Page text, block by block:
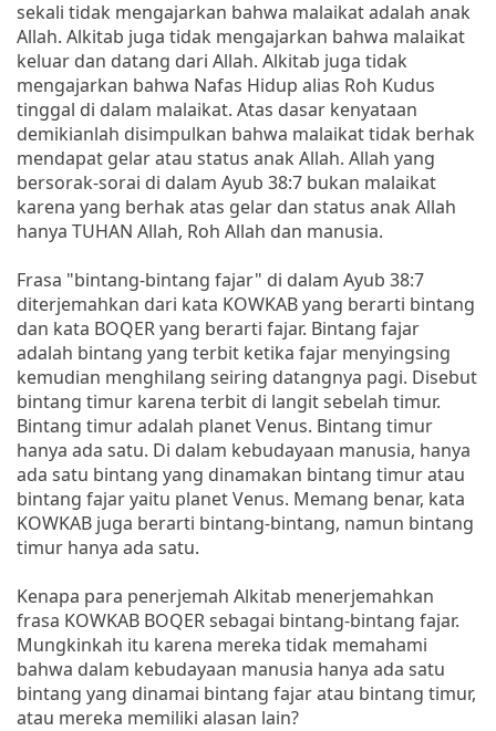
sekali tidak mengajarkan bahwa malaikat adalah anak
Allah. Alkitab juga tidak mengajarkan bahwa malaikat
keluar dan datang dari Allah. Alkitab juga tidak
mengajarkan bahwa Nafas Hidup alias Roh Kudus
tinggal di dalam malaikat. Atas dasar kenyataan
demikianlah disimpulkan bahwa malaikat tidak berhak
mendapat gelar atau status anak Allah. Allah yang
bersorak-sorai di dalam Ayub 38:7 bukan malaikat
karena yang berhak atas gelar dan status anak Allah
hanya TUHAN Allah, Roh Allah dan manusia.
Frasa "bintang-bintang fajar" di dalam Ayub 38:7
diterjemahkan dari kata KOWKAB yang berarti bintang
dan kata BOQER yang berarti fajar. Bintang fajar
adalah bintang yang terbit ketika fajar menyingsing
kemudian menghilang seiring datangnya pagi. Disebut
bintang timur karena terbit di langit sebelah timur.
Bintang timur adalah planet Venus. Bintang timur
hanya ada satu. Di dalam kebudayaan manusia, hanya
ada satu bintang yang dinamakan bintang timur atau
bintang fajar yaitu planet Venus. Memang benar, kata
KOWKAB juga berarti bintang-bintang, namun bintang
timur hanya ada satu.
Kenapa para penerjemah Alkitab menerjemahkan
frasa KOWKAB BOQER sebagai bintang-bintang fajar.
Mungkinkah itu karena mereka tidak memahami
bahwa dalam kebudayaan manusia hanya ada satu
bintang yang dinamai bintang fajar atau bintang timur,
atau mereka memiliki alasan lain?